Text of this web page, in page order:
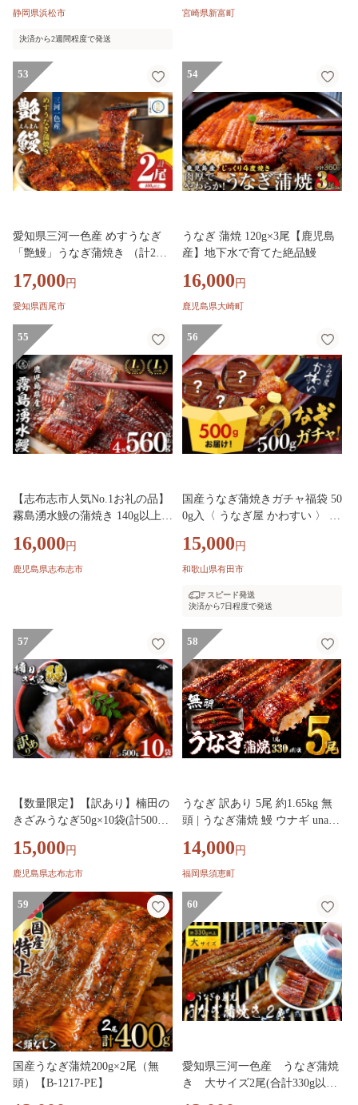
静岡県浜松市
決済から2週間程度で発送
鰻 魚介 贈答品 ギフト 贈り物
宮崎県新富町
53
愛知県三河一色産 めすうなぎ
「艶鰻」うなぎ蒲焼き （計2尾4
17,000 円
愛知県西尾市
54
うなぎ 蒲焼 120g×3尾【鹿児島
産】地下水で育てた絶品鰻
16,000 円
鹿児島県大崎町
55
【志布志市人気No.1お礼の品】
霧島湧水鰻の蒲焼き 140g以上×
ウナギ 4尾 国産 九州産 蒲焼き
かばやき 冷凍 うな重 ひつまぶ
16,000 円
鹿児島県志布志市
56
国産うなぎ蒲焼きガチャ福袋 50
0g入〈 うなぎ屋 かわすい 〉 (A
特製タレ付 送料無料 高評価 人
気 ギフト 贈り物 お歳暮 御歳暮
有田市
15,000 円
和歌山県有田市
スピード発送
決済から7日程度で発送
57
【数量限定】【訳あり】楠田の
きざみうなぎ50g×10袋(計500g)
うなぎ 刻み鰻 蒲焼き かばやき
国産 九州産 鹿児島県産 冷凍 レ
菜 おかず a5-383
15,000 円
鹿児島県志布志市
58
うなぎ 訳あり 5尾 約1.65kg 無
頭 | うなぎ蒲焼 鰻 ウナギ unagi
肉厚 ふっくら 小分け 不揃い 規
格外 家庭用 真空パック 個包装
S10200503
14,000 円
福岡県須恵町
59
国産うなぎ蒲焼200g×2尾（無
頭）【B-1217-PE】
60
愛知県三河一色産 うなぎ蒲焼
き 大サイズ2尾(合計330g以